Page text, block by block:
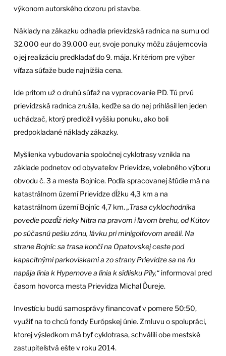
výkonom autorského dozoru pri stavbe.
Náklady na zákazku odhadla prievidzská radnica na sumu od
32.000 eur do 39.000 eur, svoje ponuky môžu záujemcovia
o jej realizáciu predkladať do 9. mája. Kritériom pre výber
víťaza súťaže bude najnižšia cena.
Ide pritom už o druhú súťaž na vypracovanie PD. Tú prvú
prievidzská radnica zrušila, keďže sa do nej prihlásil len jeden
uchádzač, ktorý predložil vyššiu ponuku, ako boli
predpokladané náklady zákazky.
Myšlienka vybudovania spoločnej cyklotrasy vznikla na
základe podnetov od obyvateľov Prievidze, volebného výboru
obvodu č. 3 a mesta Bojnice. Podľa spracovanej štúdie má na
katastrálnom území Prievidze dĺžku 4,3 km a na
katastrálnom území Bojníc 4,7 km. „Trasa cyklochodníka
povedie pozdĺž rieky Nitra na pravom i ľavom brehu, od Kútov
po súčasnú pešiu zónu, lávku pri minigolfovom areáli. Na
strane Bojníc sa trasa končí na Opatovskej ceste pod
kapacitnými parkoviskami a zo strany Prievidze sa na ňu
napája línia k Hypernove a línia k sídlisku Píly,“informoval pred
časom hovorca mesta Prievidza Michal Ďureje.
Investíciu budú samosprávy financovať v pomere 50:50,
využiť na to chcú fondy Európskej únie. Zmluvu o spolupráci,
ktorej výsledkom má byť cyklotrasa, schválili obe mestské
zastupiteľstvá ešte v roku 2014.